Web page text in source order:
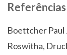
Referências
Boettcher Paul
Roswitha,